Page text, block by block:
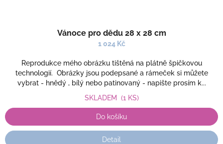
Vánoce pro dědu 28 x 28 cm
1 024 Kč
Reprodukce mého obrázku tištěná na plátně špičkovou
technologií. Obrázky jsou podepsané a rámeček si můžete
vybrat - hnědý , bílý nebo patinovaný - napište prosím k...
SKLADEM (1 KS)
Do košíku
Detail